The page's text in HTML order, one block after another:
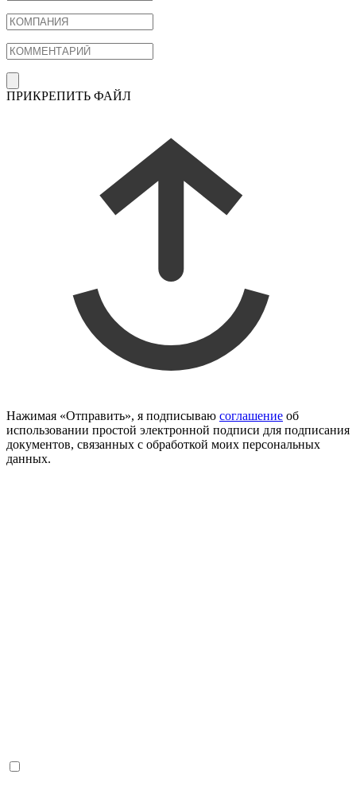
ПРИКРЕПИТЬ ФАЙЛ
Нажимая «Отправить», я подписываю соглашение об
использовании простой электронной подписи для подписания
документов, связанных с обработкой моих персональных
данных.